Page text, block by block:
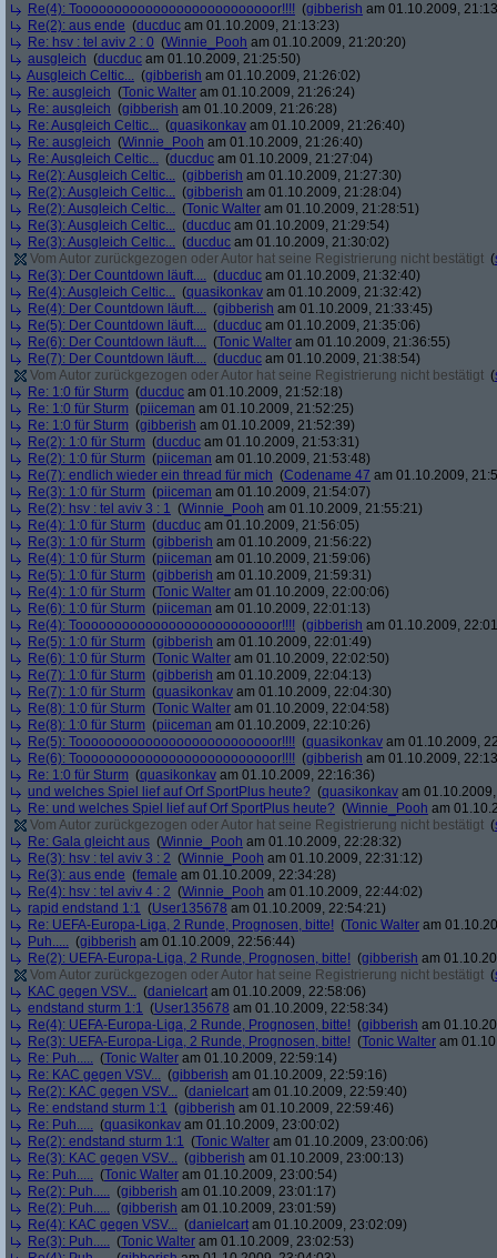
Re(4): Toooooooooooooooooooooooooor!!!! (gibberish am 01.10.2009,
Re(2): aus ende (ducduc am 01.10.2009, 21:13:23)
Re: hsv : tel aviv 2 : 0 (Winnie_Pooh am 01.10.2009, 21:20:20)
ausgleich (ducduc am 01.10.2009, 21:25:50)
Ausgleich Celtic... (gibberish am 01.10.2009, 21:26:02)
Re: ausgleich (Tonic Walter am 01.10.2009, 21:26:24)
Re: ausgleich (gibberish am 01.10.2009, 21:26:28)
Re: Ausgleich Celtic... (quasikonkav am 01.10.2009, 21:26:40)
Re: ausgleich (Winnie_Pooh am 01.10.2009, 21:26:40)
Re: Ausgleich Celtic... (ducduc am 01.10.2009, 21:27:04)
Re(2): Ausgleich Celtic... (gibberish am 01.10.2009, 21:27:30)
Re(2): Ausgleich Celtic... (gibberish am 01.10.2009, 21:28:04)
Re(2): Ausgleich Celtic... (Tonic Walter am 01.10.2009, 21:28:51)
Re(3): Ausgleich Celtic... (ducduc am 01.10.2009, 21:29:54)
Re(3): Ausgleich Celtic... (ducduc am 01.10.2009, 21:30:02)
Vom Autor zurückgezogen oder Autor hat seine Registrierung nicht bestätigt (
Re(3): Der Countdown läuft.... (ducduc am 01.10.2009, 21:32:40)
Re(4): Ausgleich Celtic... (quasikonkav am 01.10.2009, 21:32:42)
Re(4): Der Countdown läuft.... (gibberish am 01.10.2009, 21:33:45)
Re(5): Der Countdown läuft.... (ducduc am 01.10.2009, 21:35:06)
Re(6): Der Countdown läuft.... (Tonic Walter am 01.10.2009, 21:36:55)
Re(7): Der Countdown läuft.... (ducduc am 01.10.2009, 21:38:54)
Vom Autor zurückgezogen oder Autor hat seine Registrierung nicht bestätigt (
Re: 1:0 für Sturm (ducduc am 01.10.2009, 21:52:18)
Re: 1:0 für Sturm (piiceman am 01.10.2009, 21:52:25)
Re: 1:0 für Sturm (gibberish am 01.10.2009, 21:52:39)
Re(2): 1:0 für Sturm (ducduc am 01.10.2009, 21:53:31)
Re(2): 1:0 für Sturm (piiceman am 01.10.2009, 21:53:48)
Re(7): endlich wieder ein thread für mich (Codename 47 am 01.10.2009,
Re(3): 1:0 für Sturm (piiceman am 01.10.2009, 21:54:07)
Re(2): hsv : tel aviv 3 : 1 (Winnie_Pooh am 01.10.2009, 21:55:21)
Re(4): 1:0 für Sturm (ducduc am 01.10.2009, 21:56:05)
Re(3): 1:0 für Sturm (gibberish am 01.10.2009, 21:56:22)
Re(4): 1:0 für Sturm (piiceman am 01.10.2009, 21:59:06)
Re(5): 1:0 für Sturm (gibberish am 01.10.2009, 21:59:31)
Re(4): 1:0 für Sturm (Tonic Walter am 01.10.2009, 22:00:06)
Re(6): 1:0 für Sturm (piiceman am 01.10.2009, 22:01:13)
Re(4): Toooooooooooooooooooooooooor!!!! (gibberish am 01.10.2009,
Re(5): 1:0 für Sturm (gibberish am 01.10.2009, 22:01:49)
Re(6): 1:0 für Sturm (Tonic Walter am 01.10.2009, 22:02:50)
Re(7): 1:0 für Sturm (gibberish am 01.10.2009, 22:04:13)
Re(7): 1:0 für Sturm (quasikonkav am 01.10.2009, 22:04:30)
Re(8): 1:0 für Sturm (Tonic Walter am 01.10.2009, 22:04:58)
Re(8): 1:0 für Sturm (piiceman am 01.10.2009, 22:10:26)
Re(5): Toooooooooooooooooooooooooor!!!! (quasikonkav am 01.10.2009,
Re(6): Toooooooooooooooooooooooooor!!!! (gibberish am 01.10.2009,
Re: 1:0 für Sturm (quasikonkav am 01.10.2009, 22:16:36)
und welches Spiel lief auf Orf SportPlus heute? (quasikonkav am
Re: und welches Spiel lief auf Orf SportPlus heute? (Winnie_Pooh am
Vom Autor zurückgezogen oder Autor hat seine Registrierung nicht bestätigt (
Re: Gala gleicht aus (Winnie_Pooh am 01.10.2009, 22:28:32)
Re(3): hsv : tel aviv 3 : 2 (Winnie_Pooh am 01.10.2009, 22:31:12)
Re(3): aus ende (female am 01.10.2009, 22:34:28)
Re(4): hsv : tel aviv 4 : 2 (Winnie_Pooh am 01.10.2009, 22:44:02)
rapid endstand 1:1 (User135678 am 01.10.2009, 22:54:21)
Re: UEFA-Europa-Liga, 2 Runde, Prognosen, bitte! (Tonic Walter am
Puh..... (gibberish am 01.10.2009, 22:56:44)
Re(2): UEFA-Europa-Liga, 2 Runde, Prognosen, bitte! (gibberish am
Vom Autor zurückgezogen oder Autor hat seine Registrierung nicht bestätigt (
KAC gegen VSV... (danielcart am 01.10.2009, 22:58:06)
endstand sturm 1:1 (User135678 am 01.10.2009, 22:58:34)
Re(4): UEFA-Europa-Liga, 2 Runde, Prognosen, bitte! (gibberish am
Re(3): UEFA-Europa-Liga, 2 Runde, Prognosen, bitte! (Tonic Walter am
Re: Puh..... (Tonic Walter am 01.10.2009, 22:59:14)
Re: KAC gegen VSV... (gibberish am 01.10.2009, 22:59:16)
Re(2): KAC gegen VSV... (danielcart am 01.10.2009, 22:59:40)
Re: endstand sturm 1:1 (gibberish am 01.10.2009, 22:59:46)
Re: Puh..... (quasikonkav am 01.10.2009, 23:00:02)
Re(2): endstand sturm 1:1 (Tonic Walter am 01.10.2009, 23:00:06)
Re(3): KAC gegen VSV... (gibberish am 01.10.2009, 23:00:13)
Re: Puh..... (Tonic Walter am 01.10.2009, 23:00:54)
Re(2): Puh..... (gibberish am 01.10.2009, 23:01:17)
Re(2): Puh..... (gibberish am 01.10.2009, 23:01:59)
Re(4): KAC gegen VSV... (danielcart am 01.10.2009, 23:02:09)
Re(3): Puh..... (Tonic Walter am 01.10.2009, 23:02:53)